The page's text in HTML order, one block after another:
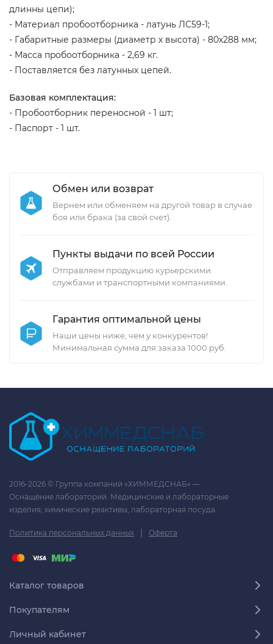
длинны цепи);
- Материал пробоотборника - латунь ЛС59-1;
- Габаритные размеры (диаметр х высота) - 80х288 мм;
- Масса пpобоотбоpника - 2,69 кг.
- Поставляется без латунных цепей.
Базовая комплектация:
- Пробоотборник переносной - 1 шт;
- Паспорт - 1 шт.
Обмен или возврат
Вернем или обменяем на другой товар в случае
боя или брака (за свой счет).
Пункты выдачи по всей России
Отправляем продукцию курьерскими
службами и транспортными компаниями.
Гарантия оптимальной цены
Наши цены ниже, чем у конкурентов!
Минимальная сумма для заказа 1000 руб.
2016-2026 © Группа компаний «ХИММЕДСНАБ» —
Оснащение лабораторий. Медицинские и лабораторные
изделия, химические реактивы, лабораторная посуда.
Политика персональных данных | Оферта
Каталог товаров
Покупателям
Личный кабинет